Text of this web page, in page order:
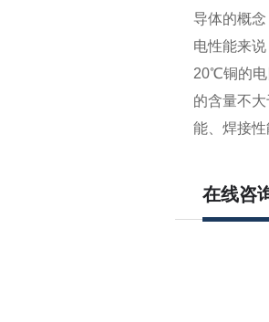
导体的概
电性能来
20℃铜的电
的含量不
能、焊接
在线咨